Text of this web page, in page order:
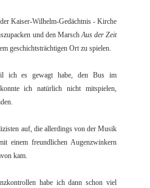
Kaiser-Wilhelm-Gedächtnis - Kirche
und den MarschAus der Zeit
geschichtsträchtigen Ort zu spielen.
ich es gewagt habe, den Bus im
ich natürlich nicht mitspielen,
auf, die allerdings von der Musik
einem freundlichen Augenzwinkern
kam.
habe ich dann schon viel